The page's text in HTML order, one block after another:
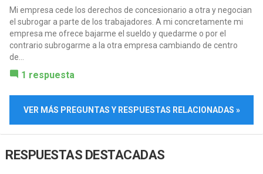
Mi empresa cede los derechos de concesionario a otra y negocian
el subrogar a parte de los trabajadores. A mi concretamente mi
empresa me ofrece bajarme el sueldo y quedarme o por el
contrario subrogarme a la otra empresa cambiando de centro
de...
1 respuesta
VER MÁS PREGUNTAS Y RESPUESTAS RELACIONADAS »
RESPUESTAS DESTACADAS